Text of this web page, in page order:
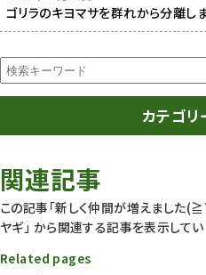
ゴリラのキヨマサを群れから分離し
カテゴリ
動物園
動物園長のZooコラム
動物園その他
関連記事
この記事「新しく仲間が増えました
ヤギ」 から関連する記事を表示してい
Related pages